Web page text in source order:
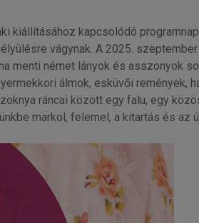
kiállításához kapcsolódó
vágynak. A 2025.
menti német lányok és asszonyok
álmok, esküvői remények,
ráncai között egy falu, egy
markol, felemel, a kitartás és az